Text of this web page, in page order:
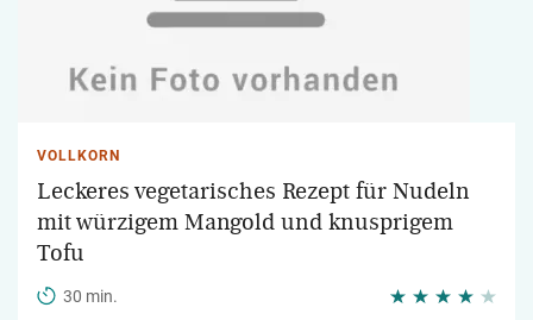
VOLLKORN
Leckeres vegetarisches Rezept für Nudeln
mit würzigem Mangold und knusprigem
Tofu
30 min.